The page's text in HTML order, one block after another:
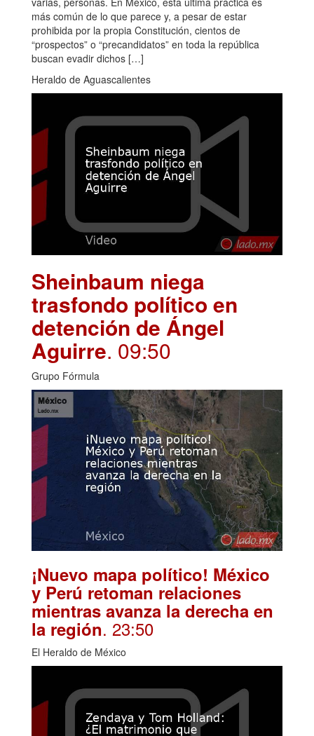
más común de lo que parece y, a pesar de estar
prohibida por la propia Constitución, cientos de
“prospectos” o “precandidatos” en toda la república
buscan evadir dichos […]
Heraldo de Aguascalientes
Sheinbaum niega
trasfondo político en
detención de Ángel
Aguirre. 09:50
Grupo Fórmula
¡Nuevo mapa político! México
y Perú retoman relaciones
mientras avanza la derecha en
la región. 23:50
El Heraldo de México